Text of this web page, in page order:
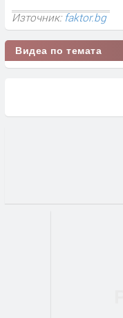
Източник:faktor.bg
Видеа по темата